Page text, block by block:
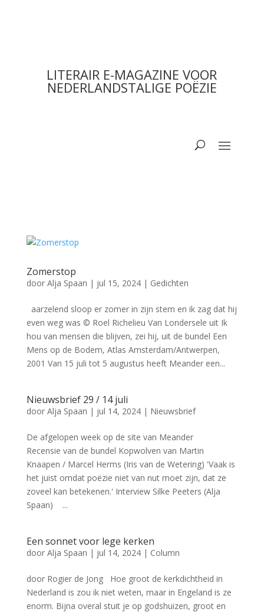
LITERAIR E-MAGAZINE VOOR
NEDERLANDSTALIGE POËZIE
Zomerstop
door Alja Spaan | jul 15, 2024| Gedichten
aarzelend sloop er zomer in zijn stem en ik zag dat hij
even weg was © Roel Richelieu Van Londersele uit Ik
hou van mensen die blijven, zei hij, uit de bundel Een
Mens op de Bodem, Atlas Amsterdam/Antwerpen,
2001 Van 15 juli tot 5 augustus heeft Meander een...
Nieuwsbrief 29 / 14 juli
door Alja Spaan | jul 14, 2024| Nieuwsbrief
De afgelopen week op de site van Meander
Recensie van de bundel Kopwolven van Martin
Knaapen / Marcel Herms (Iris van de Wetering) 'Vaak is
het juist omdat poëzie niet van nut moet zijn, dat ze
zoveel kan betekenen.' Interview Silke Peeters (Alja
Spaan) ...
Een sonnet voor lege kerken
door Alja Spaan | jul 14, 2024| Column
door Rogier de Jong Hoe groot de kerkdichtheid in
Nederland is zou ik niet weten, maar in Engeland is ze
enorm. Bijna overal stuit je op godshuizen, groot en